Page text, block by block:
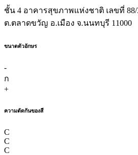
ชั้น 4 อาคารสุขภาพแห่งชาติ เลขที่
ต.ตลาดขวัญ อ.เมือง จ.นนทบุรี 11000
ขนาดตัวอักษร
-
ก
+
ความตัดกันของสี
C
C
C